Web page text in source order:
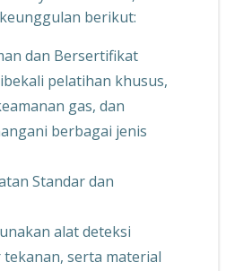
berikut:
dan Bersertifikat
pelatihan khusus,
gas, dan
berbagai jenis
Standar dan
alat deteksi
serta material